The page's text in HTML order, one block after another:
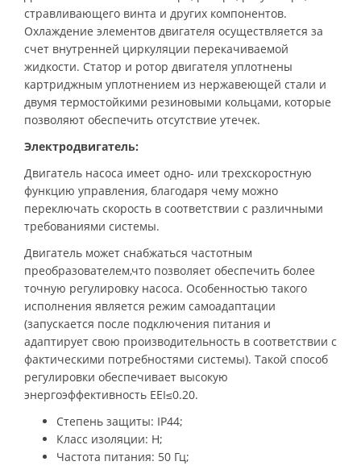
стравливающего винта и других компонентов.
Охлаждение элементов двигателя осуществляется за
счет внутренней циркуляции перекачиваемой
жидкости. Статор и ротор двигателя уплотнены
картриджным уплотнением из нержавеющей стали и
двумя термостойкими резиновыми кольцами, которые
позволяют обеспечить отсутствие утечек.
Электродвигатель:
Двигатель насоса имеет одно- или трехскоростную
функцию управления, благодаря чему можно
переключать скорость в соответствии с различными
требованиями системы.
Двигатель может снабжаться частотным
преобразователем,что позволяет обеспечить более
точную регулировку насоса. Особенностью такого
исполнения является режим самоадаптации
(запускается после подключения питания и
адаптирует свою производительность в соответствии с
фактическими потребностями системы). Такой способ
регулировки обеспечивает высокую
энергоэффективность EEI≤0.20.
Степень защиты: IP44;
Класс изоляции: H;
Частота питания: 50 Гц;